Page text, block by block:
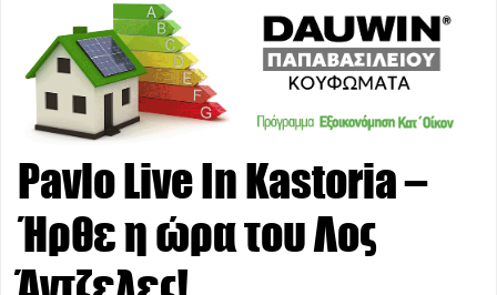
Pavlo Live In Kastoria –
Ήρθε η ώρα του Λος